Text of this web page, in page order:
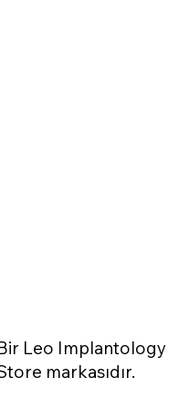
Leo Implantology
markasıdır.